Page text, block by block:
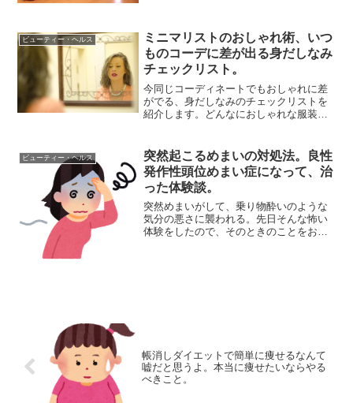
できるようになったと感じています。
「時間がない」といつも感じ...
ビューティー・ヘルス
ミニマリストのおしゃれ術、いつ
ものコーデに差が出る身だしなみ
チェックリスト。
今同じコーディネートでもおしゃれに差
がでる、身だしなみのチェックリストを
紹介します。どんなにおしゃれな服装
ぬ服装でも、全体的な身だしなみでイメ
ージを上げることはできます...
ビューティー・ヘルス
突然起こるめまいの対処法。良性
発作性頭位めまい症になって、治
った体験談。
突然めまいがして、乗り物酔いのような
気分の悪さに襲われる。先日そんな怖い
体験をしたので、そのときのことをお話
帳消しダイエットで簡単に痩せるなんて
嘘だと思うよ。本当に痩せたいならやる
べきこと。